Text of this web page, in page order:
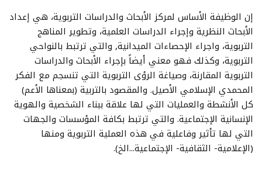
إن الوظيفة الأساس لمركز الأبحاث والدراسات التربوية، هي إعداد
الأبحاث النظرية وإجراء الدراسات العلمية، وتطوير المناهج
التربوية، واجراء الإحصاءات الميدانية, والتي ترتبط بالنواحي
التربوية، وكذلك فهو معني أيضاً بإجراء الأبحاث والدراسات
التربوية المقارنة، وصياغة الرؤى التربوية التي تنسجم مع الفكر
المحمدي الإسلامي الأصيل. والمقصود بالتربية (بمعناها الأعم)
كل الأنشطة والعمليات التي لها علاقة ببناء الشخصية والهوية
الإنسانية الإجتماعية. والتي ترتبط بكافة المؤسسات والجهات
التي لها تأثير وفاعلية في هذه العملية التربوية ومنها
(الإعلامية- الثقافية- الإجتماعية...الخ).